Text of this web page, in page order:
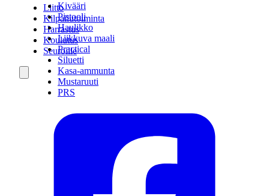
Kivääri
Pistooli
Haulikko
Liikkuva maali
Practical
Siluetti
Kasa-ammunta
Mustaruuti
PRS
Liitto
Kilpailutoiminta
Harrastus
Koulutus
Seuroille